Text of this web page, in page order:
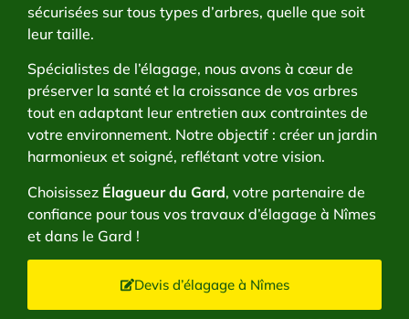
sécurisées sur tous types d’arbres, quelle que soit
leur taille.
Spécialistes de l’élagage, nous avons à cœur de
préserver la santé et la croissance de vos arbres
tout en adaptant leur entretien aux contraintes de
votre environnement. Notre objectif : créer un jardin
harmonieux et soigné, reflétant votre vision.
Choisissez Élagueur du Gard, votre partenaire de
confiance pour tous vos travaux d’élagage à Nîmes
et dans le Gard !
Devis d’élagage à Nîmes